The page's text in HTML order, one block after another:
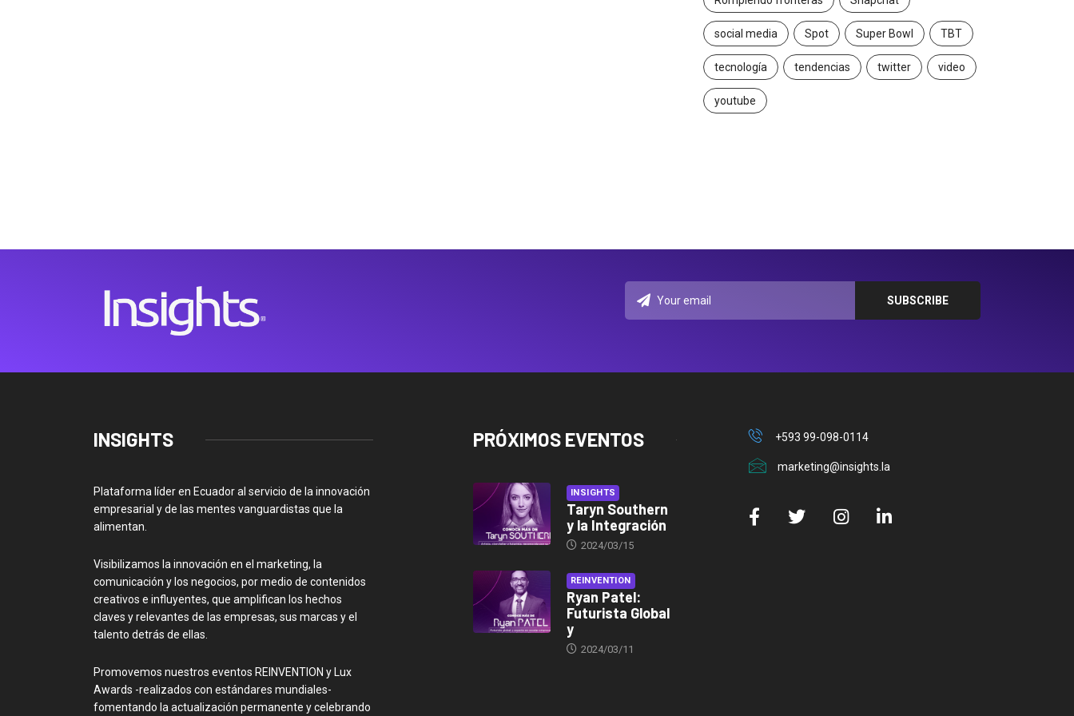
social media Spot Super Bowl TBT
tecnología tendencias twitter video
youtube
INSIGHTS
Plataforma líder en Ecuador al servicio de la innovación
empresarial y de las mentes vanguardistas que la
alimentan.
Visibilizamos la innovación en el marketing, la
comunicación y los negocios, por medio de contenidos
creativos e influyentes, que amplifican los hechos
claves y relevantes de las empresas, sus marcas y el
talento detrás de ellas.
Promovemos nuestros eventos REINVENTION y Lux
Awards -realizados con estándares mundiales-
fomentando la actualización permanente y celebrando
PRÓXIMOS EVENTOS
INSIGHTS
Taryn Southern
y la Integración
2024/03/15
REINVENTION
Ryan Patel:
Futurista Global
y
2024/03/11
+593 99-098-0114
marketing@insights.la